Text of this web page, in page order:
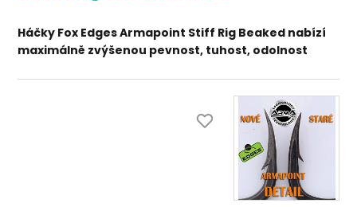
Háčky Fox Edges Armapoint Stiff Rig Beaked nabízí
maximálně zvýšenou pevnost, tuhost, odolnost